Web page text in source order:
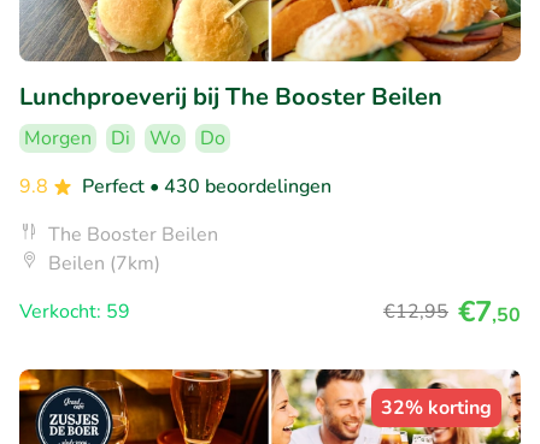
Lunchproeverij bij The Booster Beilen
Morgen Di Wo
Do
9.8
Perfect • 430 beoordelingen
The Booster Beilen
Beilen (7km)
Verkocht: 59
€12,95 €7,50
32% korting